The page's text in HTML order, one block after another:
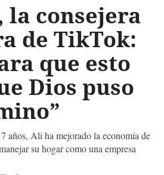
consejera
de TikTok:
que esto
Dios puso
años, Ali ha mejorado la economía de
su hogar como una empresa